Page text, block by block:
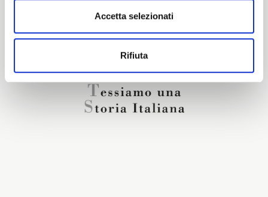
Accetta selezionati
Rifiuta
CONTACT OUR FINANCIAL ADVISOR